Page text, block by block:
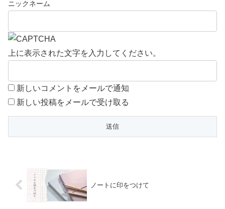
上に表示された文字を入力してください。
新しいコメントをメールで通知
新しい投稿をメールで受け取る
ノートに印をつけて